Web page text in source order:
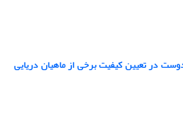
در تعیین کیفیت برخی از ماهیان دریایی